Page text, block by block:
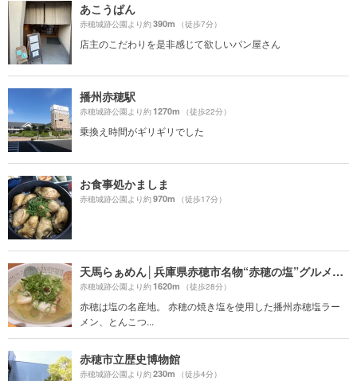
あこうぱん
赤穂城跡公園より約390m （徒歩7分）
店主のこだわりを是非感じて欲しいパン屋さん
播州赤穂駅
赤穂城跡公園より約1270m （徒歩22分）
乗換え時間がギリギリでした
お食事処かましま
赤穂城跡公園より約970m （徒歩17分）
天馬らぁめん│兵庫県赤穂市名物“赤穂の塩”グルメ│塩ラーメン│ランチ
赤穂城跡公園より約1620m （徒歩28分）
赤穂は塩の名産地。 赤穂の焼き塩を使用した播州赤穂塩ラー
メン、とんこつ...
赤穂市立歴史博物館
赤穂城跡公園より約230m （徒歩4分）